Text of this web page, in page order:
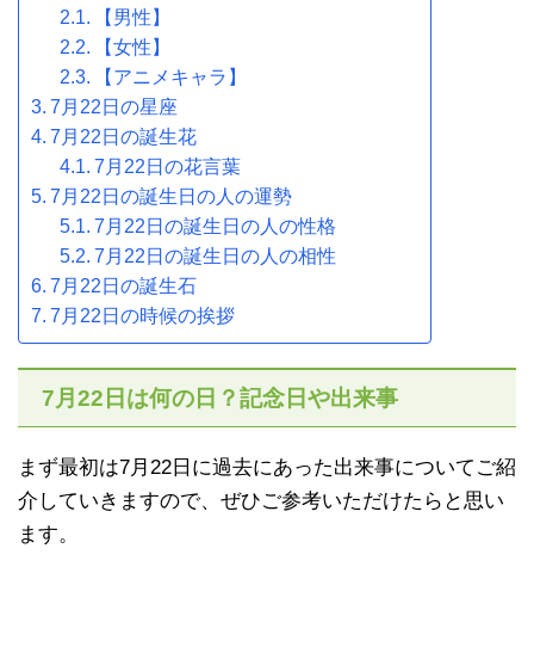
【男性】
【女性】
【アニメキャラ】
7月22日の星座
7月22日の誕生花
7月22日の花言葉
7月22日の誕生日の人の運勢
7月22日の誕生日の人の性格
7月22日の誕生日の人の相性
7月22日の誕生石
7月22日の時候の挨拶
7月22日は何の日？記念日や出来事
まず最初は7月22日に過去にあった出来事についてご紹
介していきますので、ぜひご参考いただけたらと思い
ます。